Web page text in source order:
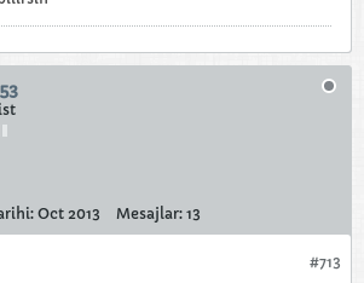
Oct 2013 Mesajlar: 13
#713